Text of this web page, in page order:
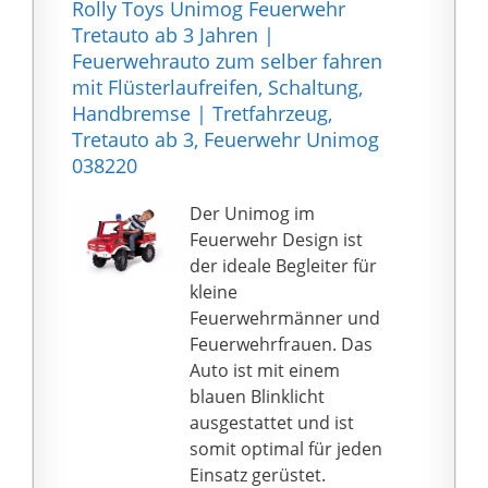
für die Installation und
Vorsichtsmaßnahmen.
Anhalten rückwärts zu
fahren. Dadurch fährt
sich der BERG Buddy
ausgesprochen einfach
und leicht!
Dank der vier Räder
Stabilität. So kannst du
schnell und sicher auch
durch enge Kurven
fahren. Der BERG
Buddy ist mit einer
Pendelachse
ausgestattet. Dank
dieser Achse können
die Vorderräder etwas
nach oben und unten
Spaß im Freien,
sondern fördern auch
Muskelkraft und
Koordination
LANGLEBIGES DESIGN:
Der robuste
sowie der 3-fach
verstellbare Schalensitz
machen das Tretauto
zu einem langjährigen
und mitwachsenden
Begleiter
FAHRSPASS FÜR KLEIN
& GROSS: Das Pedal Car
ist für Kinder von 4-8
Jahren geeignet. Es ist
bis zu einem Gewicht
Rolly Toys Unimog Feuerwehr
Tretauto ab 3 Jahren |
Feuerwehrauto zum selber fahren
mit Flüsterlaufreifen, Schaltung,
Handbremse | Tretfahrzeug,
Tretauto ab 3, Feuerwehr Unimog
038220
Der Unimog im
Feuerwehr Design ist
der ideale Begleiter für
kleine
Feuerwehrmänner und
Feuerwehrfrauen. Das
Auto ist mit einem
blauen Blinklicht
ausgestattet und ist
somit optimal für jeden
Einsatz gerüstet.